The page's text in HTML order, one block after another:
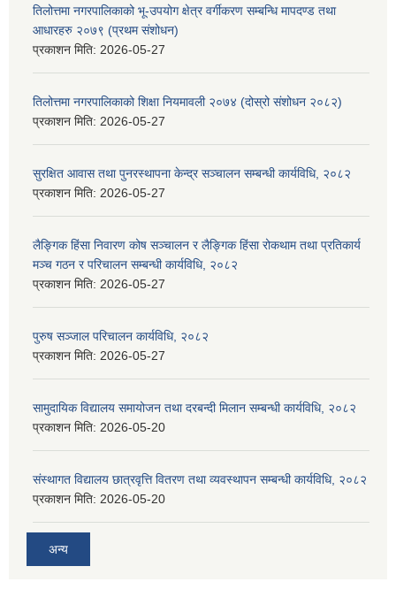
तिलोत्तमा नगरपालिकाको भू-उपयोग क्षेत्र वर्गीकरण सम्बन्धि मापदण्ड तथा
आधारहरु २०७९ (प्रथम संशोधन)
प्रकाशन मिति: 2026-05-27
तिलोत्तमा नगरपालिकाको शिक्षा नियमावली २०७४ (दोस्रो संशोधन २०८२)
प्रकाशन मिति: 2026-05-27
सुरक्षित आवास तथा पुनरस्थापना केन्द्र सञ्चालन सम्बन्धी कार्यविधि, २०८२
प्रकाशन मिति: 2026-05-27
लैङ्गिक हिंसा निवारण कोष सञ्चालन र लैङ्गिक हिंसा रोकथाम तथा प्रतिकार्य
मञ्च गठन र परिचालन सम्बन्धी कार्यविधि, २०८२
प्रकाशन मिति: 2026-05-27
पुरुष सञ्जाल परिचालन कार्यविधि, २०८२
प्रकाशन मिति: 2026-05-27
सामुदायिक विद्यालय समायोजन तथा दरबन्दी मिलान सम्बन्धी कार्यविधि, २०८२
प्रकाशन मिति: 2026-05-20
संस्थागत विद्यालय छात्रवृत्ति वितरण तथा व्यवस्थापन सम्बन्धी कार्यविधि, २०८२
प्रकाशन मिति: 2026-05-20
अन्य